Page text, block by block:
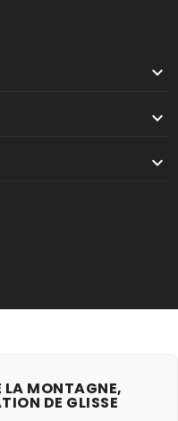



LA MONTAGNE,
DE GLISSE